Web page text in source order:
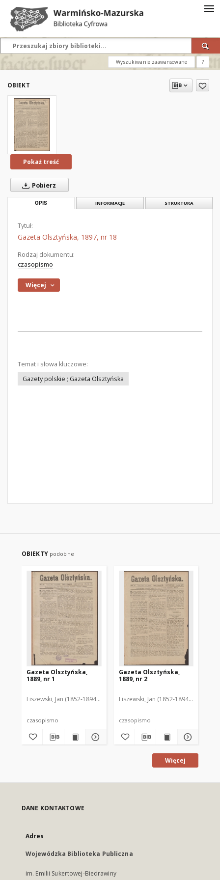
Wyszukiwanie zaawansowane ?
OBIEKT
Pokaż treść
Pobierz
OPIS INFORMACJE STRUKTURA
Tytuł:
Gazeta Olsztyńska, 1897, nr 18
Rodzaj dokumentu:
czasopismo
Więcej
Temat i słowa kluczowe:
Gazety polskie ; Gazeta Olsztyńska
OBIEKTY podobne
Gazeta Olsztyńska,
1889, nr 1
Liszewski, Jan (1852-1894). Red.
czasopismo
Gazeta Olsztyńska,
1889, nr 2
Liszewski, Jan (1852-1894). Red.
czasopismo
Więcej
DANE KONTAKTOWE
Adres
Wojewódzka Biblioteka Publiczna
im. Emilii Sukertowej-Biedrawiny